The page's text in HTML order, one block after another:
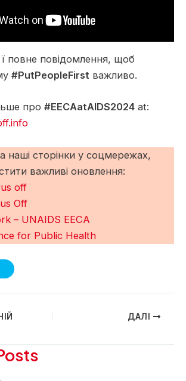
повне повідомлення, щоб
#PutPeopleFirst важливо.
про #EECAatAIDS2024 at:
наші сторінки у соцмережах,
важливі оновлення:
off
Off
– UNAIDS EECA
for Public Health
ДАЛІ